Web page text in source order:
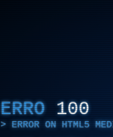
ERRO 100
ERROR ON HTML5